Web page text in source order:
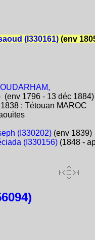
(I330161)(env
(env 1796 - 13 déc 1884)
: Tétouan MAROC
(I330202)(env 1839)
(I330156)(1848 -